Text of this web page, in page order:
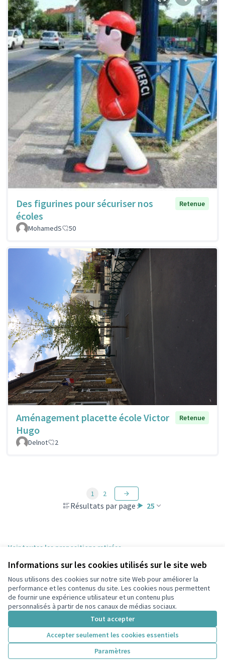
Informations sur les cookies utilisés sur le site web
Nous utilisons des cookies sur notre site Web pour améliorer la
performance et les contenus du site. Les cookies nous permettent
de fournir une expérience utilisateur et un contenu plus
personnalisés à partir de nos canaux de médias sociaux.
Tout accepter
Accepter seulement les cookies essentiels
Paramètres
Des figurines pour sécuriser nos
écoles
Retenue
MohamedS 50
Aménagement placette école Victor
Hugo
Retenue
Delnot 2
Résultats par page : 25
1 2
Voir toutes les propositions retirées
Conditions d'utilisation
Paramètres des cookies
participons.colombes.fr sur Facebook
(Lien externe)
Site réalisé grâce aulogiciel libre Decidim .
Licence
(Lien